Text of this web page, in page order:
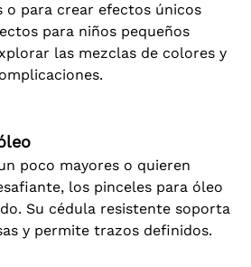
o para crear efectos únicos
para niños pequeños
las mezclas de colores y
poco mayores o quieren
los pinceles para óleo
Su cédula resistente soporta
y permite trazos definidos.